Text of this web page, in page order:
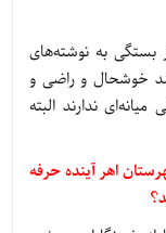
بستگی به نوشته‌های
خوشحال و راضی و
ندارند البته
اهر آینده حرفه